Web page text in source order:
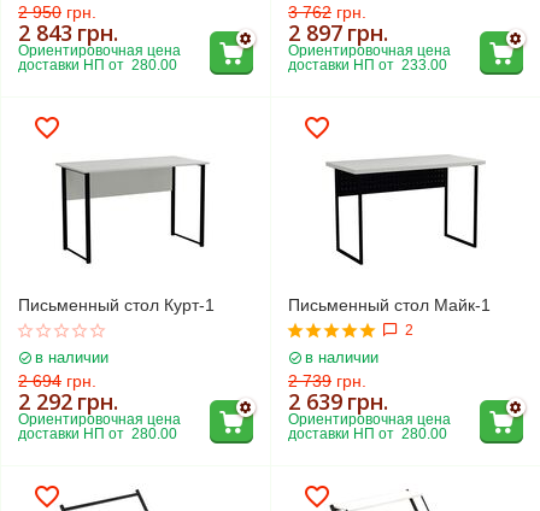
2 950 грн.
2 843 грн.
Ориентировочная цена
доставки НП от  280.00
3 762 грн.
2 897 грн.
Ориентировочная цена
доставки НП от  233.00
Письменный стол Курт-1
в наличии
2 694 грн.
2 292 грн.
Ориентировочная цена
доставки НП от  280.00
Письменный стол Майк-1
2
в наличии
2 739 грн.
2 639 грн.
Ориентировочная цена
доставки НП от  280.00